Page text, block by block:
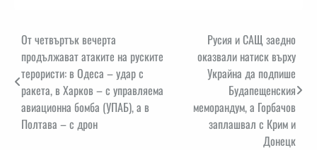
Навигация
От четвъртък вечерта
продължават атаките на руските
терористи: в Одеса – удар с
ракета, в Харков – с управляема
авиационна бомба (УПАБ), а в
Полтава – с дрон
Русия и САЩ заедно
оказвали натиск върху
Украйна да подпише
Будапещенския
меморандум, а Горбачов
заплашвал с Крим и
Донецк